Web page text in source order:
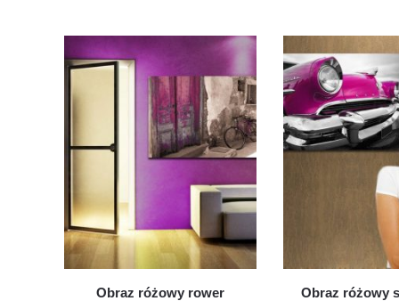
wiele
Opcje
można
wybrać
na
stronie
Obraz różowy rower Obraz różowy